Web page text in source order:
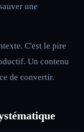
une
C'est le pire
Un contenu
de convertir.